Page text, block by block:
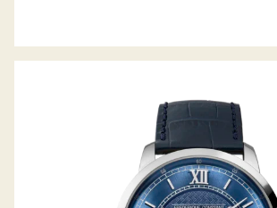
CLASSICS PREMIERE